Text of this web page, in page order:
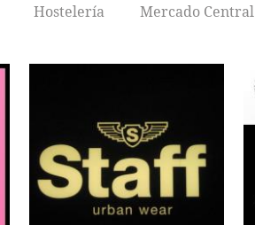
Hostelería Mercado Central